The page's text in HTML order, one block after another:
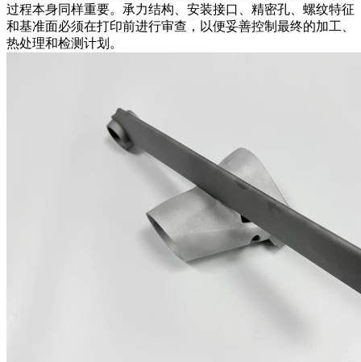
过程本身同样重要。承力结构、安装接口、精密孔、螺纹特征
和基准面必须在打印前进行审查，以便妥善控制最终的加工、
热处理和检测计划。